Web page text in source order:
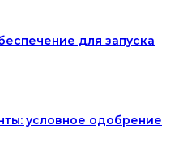
для запуска
условное одобрение